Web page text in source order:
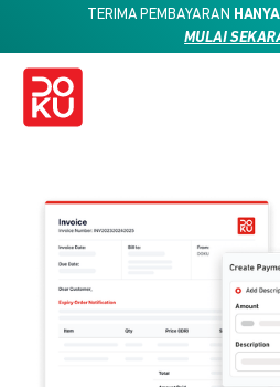
TERIMA PEMBAYARAN
MULAI